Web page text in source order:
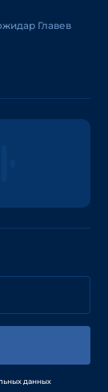
Главев
данных